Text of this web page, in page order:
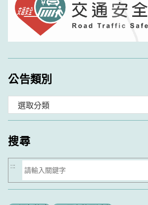
公告類別
類
搜尋
搜
尋
:::